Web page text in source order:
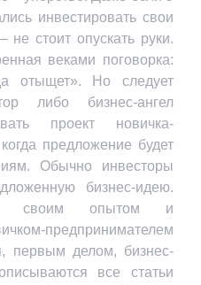
инвестировать свои
стоит опускать руки.
веками поговорка:
отыщет». Но следует
либо бизнес-ангел
проект новичка-
предложение будет
Обычно инвесторы
бизнес-идею.
своим опытом и
предпринимателем
первым делом, бизнес-
все статьи